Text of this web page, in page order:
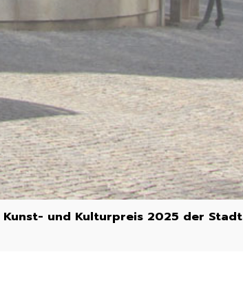
und Kulturpreis 2025 der Stadt